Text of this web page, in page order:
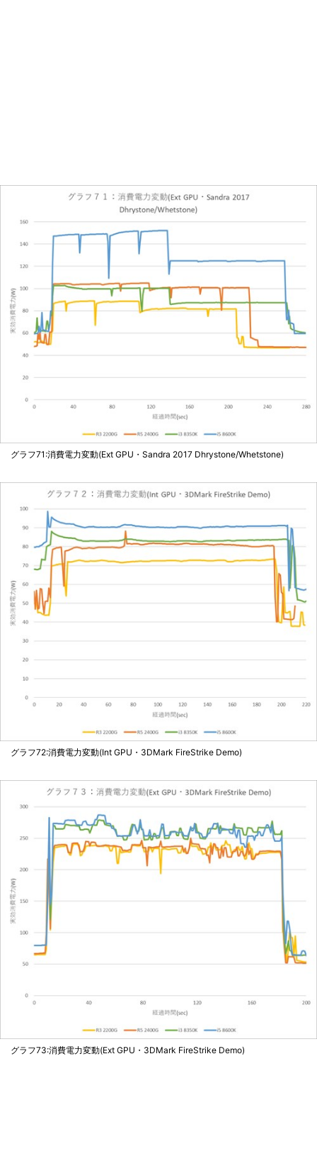
グラフ71:消費電力変動(Ext GPU・Sandra 2017 Dhrystone/Whetstone)
グラフ72:消費電力変動(Int GPU・3DMark FireStrike Demo)
グラフ73:消費電力変動(Ext GPU・3DMark FireStrike Demo)